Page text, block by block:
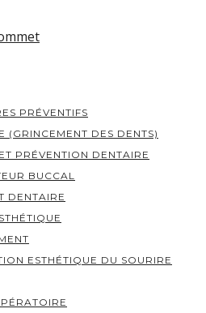
PRÉVENTIFS
(GRINCEMENT DES DENTS)
PRÉVENTION DENTAIRE
BUCCAL
DENTAIRE
ESTHÉTIQUE DU SOURIRE